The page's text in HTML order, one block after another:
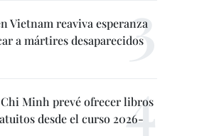
Vietnam reaviva esperanza
a mártires desaparecidos
Minh prevé ofrecer libros
desde el curso 2026-